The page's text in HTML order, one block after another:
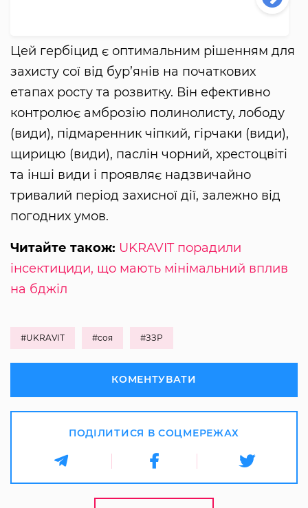
Цей гербіцид є оптимальним рішенням для
захисту сої від бур’янів на початкових
етапах росту та розвитку. Він ефективно
контролює амброзію полинолисту, лободу
(види), підмаренник чіпкий, гірчаки (види),
щирицю (види), паслін чорний, хрестоцвіті
та інші види і проявляє надзвичайно
тривалий період захисної дії, залежно від
погодних умов.
Читайте також: UKRAVIT порадили
інсектициди, що мають мінімальний вплив
на бджіл
#UKRAVIT #соя #ЗЗР
КОМЕНТУВАТИ
ПОДІЛИТИСЯ В СОЦМЕРЕЖАХ